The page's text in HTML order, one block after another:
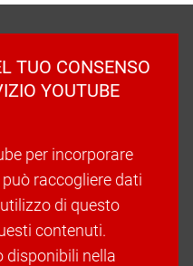
TUO CONSENSO
YOUTUBE
per incorporare
raccogliere dati
di questo
contenuti.
disponibili nella